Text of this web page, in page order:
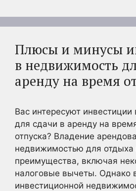
Плюсы и минусы
в недвижимость
аренду на время
Вас интересуют
для сдачи в аренду на
отпуска? Владение
недвижимостью для отдыха
преимущества, включая
налоговые вычеты. Однако
инвестиционной